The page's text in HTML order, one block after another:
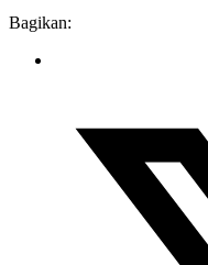
Bagikan: